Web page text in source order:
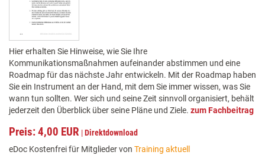
Hier erhalten Sie Hinweise, wie Sie Ihre
Kommunikationsmaßnahmen aufeinander abstimmen und eine
Roadmap für das nächste Jahr entwickeln. Mit der Roadmap haben
Sie ein Instrument an der Hand, mit dem Sie immer wissen, was Sie
wann tun sollten. Wer sich und seine Zeit sinnvoll organisiert, behält
jederzeit den Überblick über seine Pläne und Ziele. zum Fachbeitrag
Preis: 4,00 EUR |Direktdownload
eDoc Kostenfrei für Mitglieder von Training aktuell